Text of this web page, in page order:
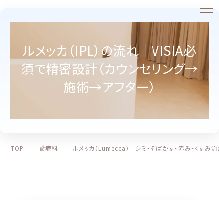
ルメッカ（IPL）の流れ｜VISIA必
須で精密設計（カウンセリング→
施術→アフター）
TOP 診療科 ルメッカ（Lumecca）｜シミ・そばかす・赤み・くす